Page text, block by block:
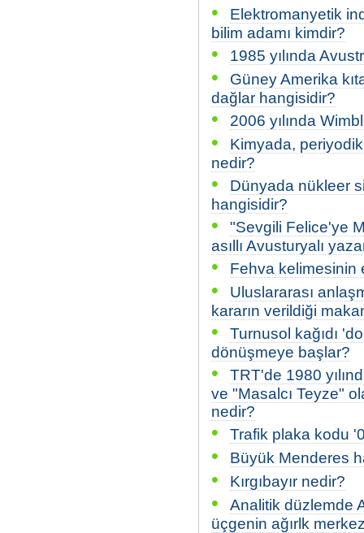
•
Elektromanyetik
bilim adamı kimdir?
• 1985 yılında
•
Güney Amerika
dağlar hangisidir?
• 2006 yılında
•
Kimyada,
nedir?
•
Dünyada nükleer
hangisidir?
•
"Sevgili Felice'ye
asıllı Avusturyalı
• Fehva kelimesinin
•
Uluslararası
kararın verildiği
•
Turnusol kağıdı
dönüşmeye başlar?
•
TRT'de 1980
ve "Masalcı Teyze"
nedir?
• Trafik plaka kodu
• Büyük Menderes
• Kırgıbayır nedir?
•
Analitik düzlemde
üçgenin ağırlk